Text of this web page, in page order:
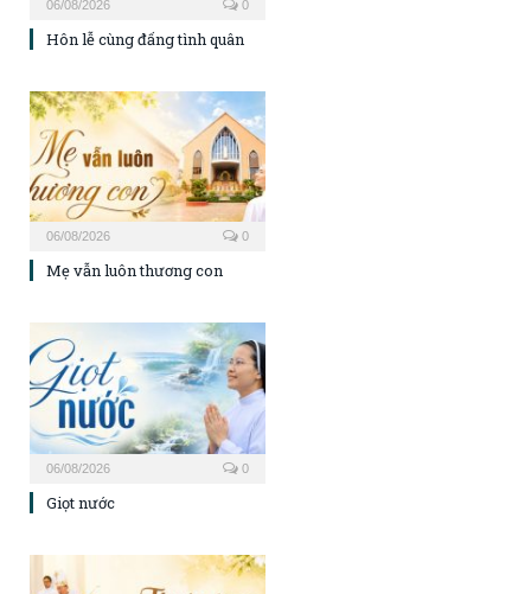
06/08/2026 0
Hôn lễ cùng đấng tình quân
06/08/2026 0
Mẹ vẫn luôn thương con
06/08/2026 0
Giọt nước